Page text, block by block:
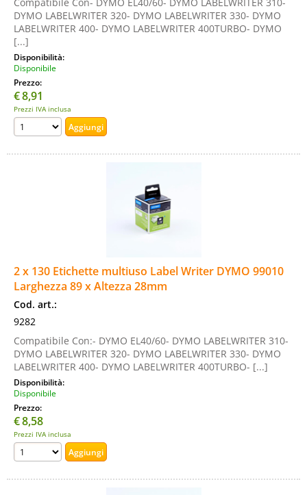
DYMO LABELWRITER 320- DYMO LABELWRITER 330- DYMO
LABELWRITER 400- DYMO LABELWRITER 400TURBO- DYMO
[...]
Disponibilità:
Disponibile
Prezzo:
€8,91
Prezzi IVA inclusa
2 x 130 Etichette multiuso Label Writer DYMO 99010
Larghezza 89 x Altezza 28mm
Cod. art.:
9282
Compatibile Con:- DYMO EL40/60- DYMO LABELWRITER 310-
DYMO LABELWRITER 320- DYMO LABELWRITER 330- DYMO
LABELWRITER 400- DYMO LABELWRITER 400TURBO- [...]
Disponibilità:
Disponibile
Prezzo:
€8,58
Prezzi IVA inclusa